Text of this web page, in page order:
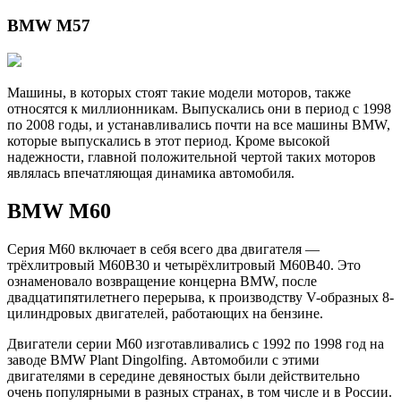
BMW M57
Машины, в которых стоят такие модели моторов, также
относятся к миллионникам. Выпускались они в период с 1998
по 2008 годы, и устанавливались почти на все машины BMW,
которые выпускались в этот период. Кроме высокой
надежности, главной положительной чертой таких моторов
являлась впечатляющая динамика автомобиля.
BMW M60
Серия M60 включает в себя всего два двигателя —
трёхлитровый M60B30 и четырёхлитровый M60B40. Это
ознаменовало возвращение концерна BMW, после
двадцатипятилетнего перерыва, к производству V-образных 8-
цилиндровых двигателей, работающих на бензине.
Двигатели серии M60 изготавливались с 1992 по 1998 год на
заводе BMW Plant Dingolfing. Автомобили с этими
двигателями в середине девяностых были действительно
очень популярными в разных странах, в том числе и в России.